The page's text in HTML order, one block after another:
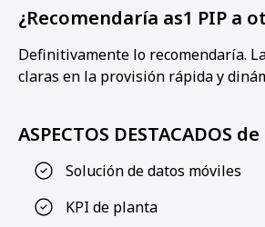
¿Recomendaría as1 PIP a
Definitivamente lo recomendaría.
claras en la provisión rápida y
ASPECTOS DESTACADOS
Solución de datos móviles
KPI de planta